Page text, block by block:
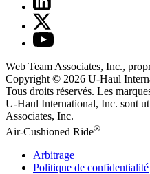
Web Team Associates, Inc.,
Copyright © 2026 U-Haul
Tous droits réservés. Les
U-Haul International, Inc. sont
Associates, Inc.
Air-Cushioned Ride®
Arbitrage
Politique de confidentialité